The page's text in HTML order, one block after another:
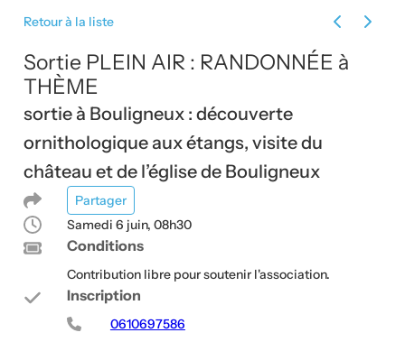
Retour à la liste
Sortie PLEIN AIR : RANDONNÉE à
THÈME
sortie à Bouligneux : découverte
ornithologique aux étangs, visite du
château et de l’église de Bouligneux
Partager
Samedi 6 juin, 08h30
Conditions
Contribution libre pour soutenir l'association.
Inscription
0610697586